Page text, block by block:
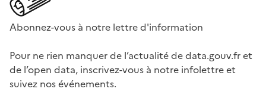
Abonnez-vous à notre lettre d'information
Pour ne rien manquer de l’actualité de data.gouv.fr et
de l’open data, inscrivez-vous à notre infolettre et
suivez nos événements.